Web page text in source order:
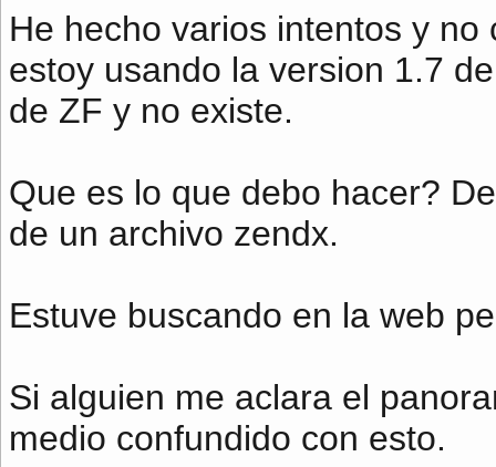
He hecho varios intentos y no
estoy usando la version 1.7
de ZF y no existe.
Que es lo que debo hacer?
de un archivo zendx.
Estuve buscando en la web
Si alguien me aclara el
medio confundido con esto.